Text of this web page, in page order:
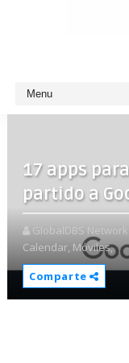
17 apps
partido a
GlobalDBS
Calendar, Móviles,
Comparte